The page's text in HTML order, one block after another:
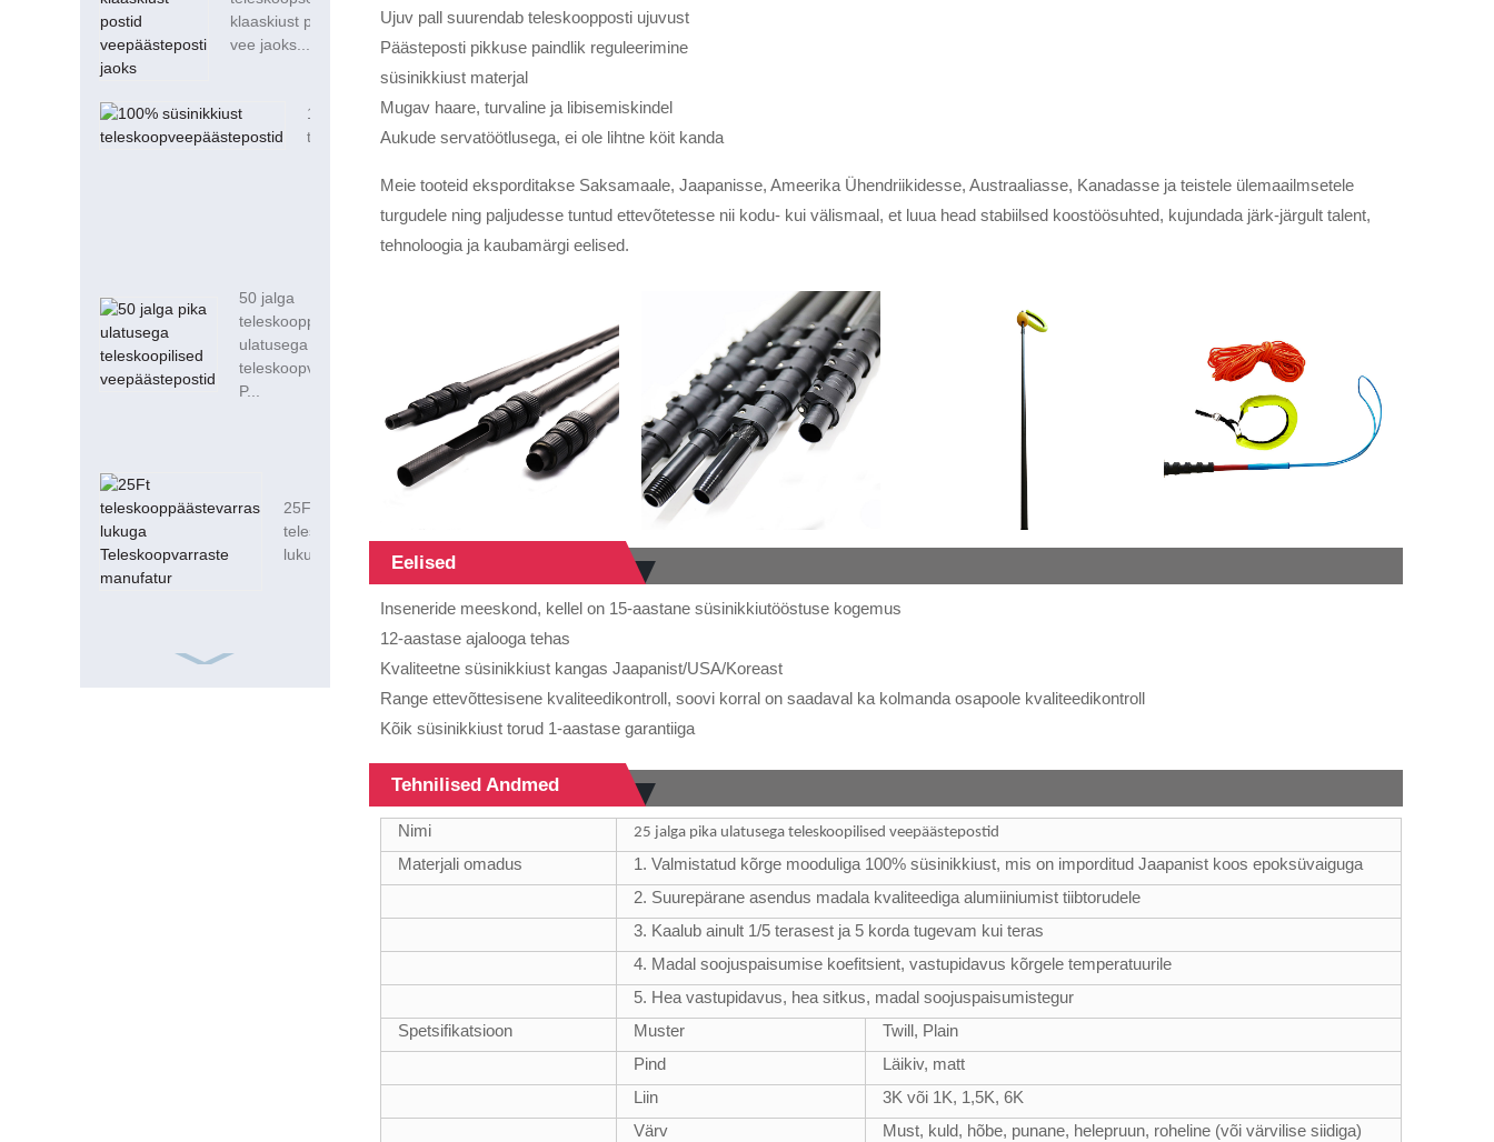
klaaskiust postid
vee jaoks...
100% süsinikkiust
teleskoopveepäästepostid
50 jalga
teleskooppika
ulatusega
teleskoopveepääste
P...
25Ft
teleskooppäästevarras
lukuga Teleskoop ...
Ujuv pall suurendab teleskoopposti ujuvust
Päästeposti pikkuse paindlik reguleerimine
süsinikkiust materjal
Mugav haare, turvaline ja libisemiskindel
Aukude servatöötlusega, ei ole lihtne köit kanda
Meie tooteid eksporditakse Saksamaale, Jaapanisse, Ameerika Ühendriikidesse, Austraaliasse, Kanadasse ja teistele ülemaailmsetele
turgudele ning paljudesse tuntud ettevõtetesse nii kodu- kui välismaal, et luua head stabiilsed koostöösuhted, kujundada järk-järgult talent,
tehnoloogia ja kaubamärgi eelised.
Eelised
Inseneride meeskond, kellel on 15-aastane süsinikkiutööstuse kogemus
12-aastase ajalooga tehas
Kvaliteetne süsinikkiust kangas Jaapanist/USA/Koreast
Range ettevõttesisene kvaliteedikontroll, soovi korral on saadaval ka kolmanda osapoole kvaliteedikontroll
Kõik süsinikkiust torud 1-aastase garantiiga
Tehnilised Andmed
Nimi 25 jalga pika ulatusega teleskoopilised veepäästepostid
Materjali omadus
1. Valmistatud kõrge mooduliga 100% süsinikkiust, mis on imporditud Jaapanist koos epoksüvaiguga
2. Suurepärane asendus madala kvaliteediga alumiiniumist tiibtorudele
3. Kaalub ainult 1/5 terasest ja 5 korda tugevam kui teras
4. Madal soojuspaisumise koefitsient, vastupidavus kõrgele temperatuurile
5. Hea vastupidavus, hea sitkus, madal soojuspaisumistegur
Spetsifikatsioon
Muster
Twill, Plain
Pind
Läikiv, matt
Liin
3K või 1K, 1,5K, 6K
Värv
Must, kuld, hõbe, punane, helepruun, roheline (või värvilise siidiga)